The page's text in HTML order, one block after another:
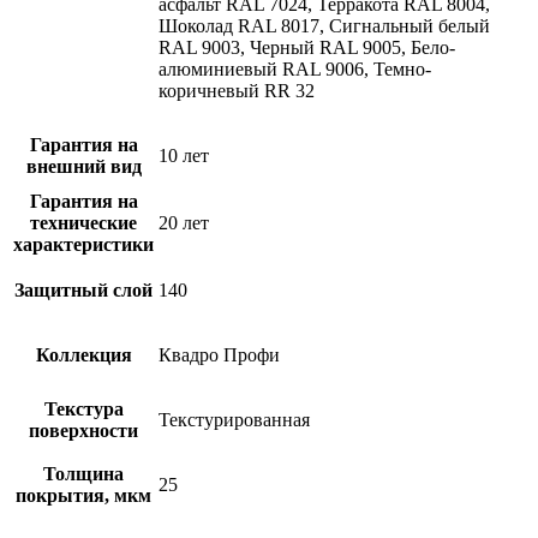
асфальт RAL 7024, Терракота RAL 8004,
Шоколад RAL 8017, Сигнальный белый
RAL 9003, Черный RAL 9005, Бело-
алюминиевый RAL 9006, Темно-
коричневый RR 32
Гарантия на
внешний вид
10 лет
Гарантия на
технические
характеристики
20 лет
Защитный слой 140
Коллекция Квадро Профи
Текстура
поверхности
Текстурированная
Толщина
покрытия, мкм
25